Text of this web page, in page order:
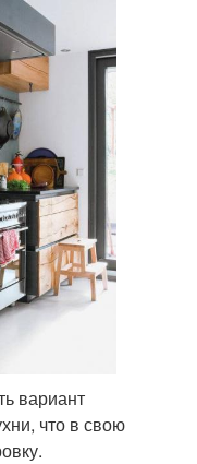
вариант
что в свою